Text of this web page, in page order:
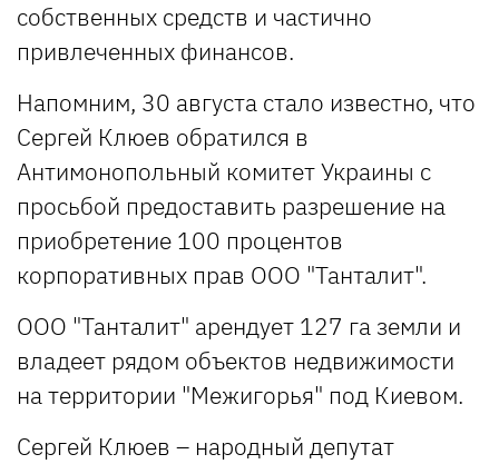
собственных средств и частично
привлеченных финансов.
Напомним, 30 августа стало известно, что
Сергей Клюев обратился в
Антимонопольный комитет Украины с
просьбой предоставить разрешение на
приобретение 100 процентов
корпоративных прав ООО "Танталит".
ООО "Танталит" арендует 127 га земли и
владеет рядом объектов недвижимости
на территории "Межигорья" под Киевом.
Сергей Клюев – народный депутат